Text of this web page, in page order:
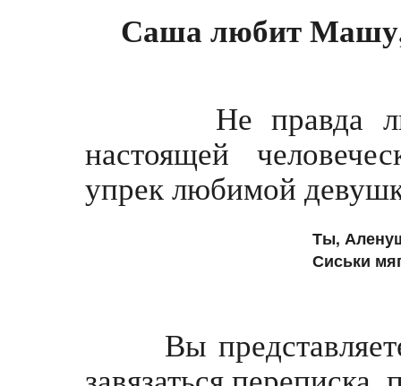
Саша любит
Не правда ли,
настоящей
упрек любимой
Ты,
Сиськи
Вы представляете,